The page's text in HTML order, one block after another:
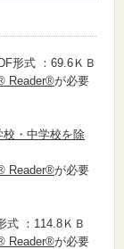
形式 ：69.6ＫＢ
Reader®が必要
校・中学校を除
Reader®が必要
式 ：114.8ＫＢ
Reader®が必要